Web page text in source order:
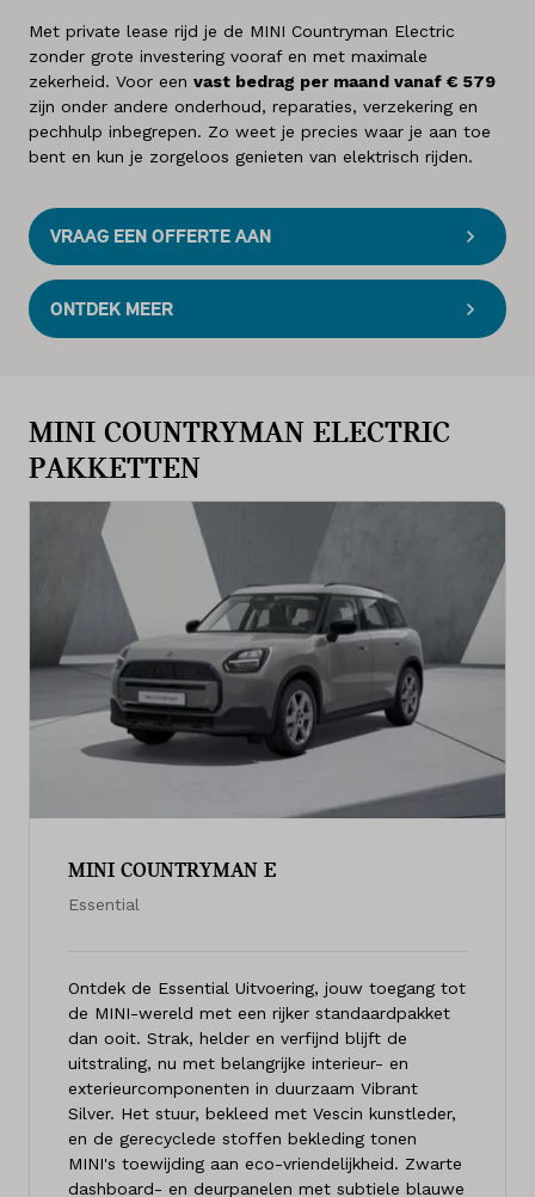
Met private lease rijd je de MINI Countryman Electric
zonder grote investering vooraf en met maximale
zekerheid. Voor een vast bedrag per maand vanaf € 579
zijn onder andere onderhoud, reparaties, verzekering en
pechhulp inbegrepen. Zo weet je precies waar je aan toe
bent en kun je zorgeloos genieten van elektrisch rijden.
VRAAG EEN OFFERTE AAN
ONTDEK MEER
MINI COUNTRYMAN ELECTRIC
PAKKETTEN
MINI COUNTRYMAN E
Essential
Ontdek de Essential Uitvoering, jouw toegang tot
de MINI-wereld met een rijker standaardpakket
dan ooit. Strak, helder en verfijnd blijft de
uitstraling, nu met belangrijke interieur- en
exterieurcomponenten in duurzaam Vibrant
Silver. Het stuur, bekleed met Vescin kunstleder,
en de gerecyclede stoffen bekleding tonen
MINI's toewijding aan eco-vriendelijkheid. Zwarte
dashboard- en deurpanelen met subtiele blauwe